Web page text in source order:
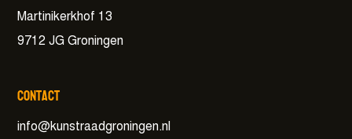
Martinikerkhof 13
9712 JG Groningen
Contact
info@kunstraadgroningen.nl